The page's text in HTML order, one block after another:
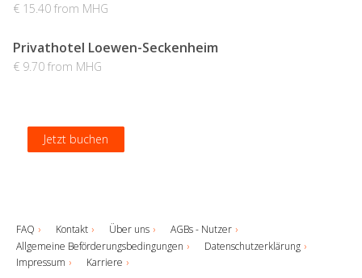
Jetzt buchen
Jetzt buchen
€ 15.40 from MHG
Jetzt buchen
Privathotel Loewen-Seckenheim
€ 9.70 from MHG
Jetzt buchen
FAQ Kontakt Über uns
AGBs - Nutzer
Allgemeine Beförderungsbedingungen
Datenschutzerklärung
Impressum
Karriere